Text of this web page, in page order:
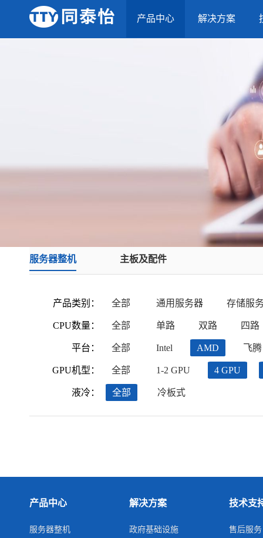
产品中心 解决方案
服务器整机 主板及配件
产品类别：
CPU数量：
平台：
GPU机型：
液冷：
全部 通用服务器 存储服
全部 单路 双路 四路
全部 Intel AMD 飞腾
全部 1-2 GPU 4 GPU
全部 冷板式
产品中心
服务器整机
解决方案
政府基础设施
技术支
售后服务